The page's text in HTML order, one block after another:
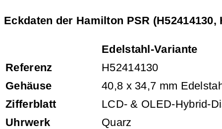
Eckdaten der Hamilton PSR (H52414130,
Edelstahl-Variante
Referenz
H52414130
Gehäuse
40,8 x 34,7 mm
Zifferblatt
LCD- & OLED-Hybrid-
Uhrwerk
Quarz